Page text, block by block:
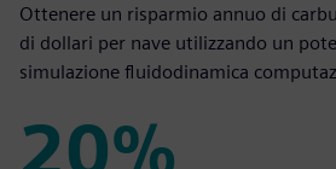
Ottenere un risparmio annuo di
di dollari per nave utilizzando un
simulazione fluidodinamica
20%